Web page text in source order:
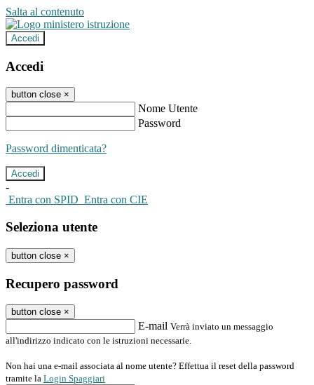
Salta al contenuto
Accedi
Accedi
button close ×
Nome Utente
Password
Password dimenticata?
-
Entra con SPID Entra con CIE
Seleziona utente
button close ×
Recupero password
button close ×
E-mail Verrà inviato un messaggio
all'indirizzo indicato con le istruzioni necessarie.
Non hai una e-mail associata al nome utente? Effettua il reset della password
tramite la Login Spaggiari